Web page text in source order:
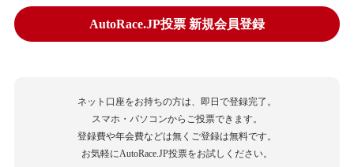
AutoRace.JP投票 新規会員登録
ネット口座をお持ちの方は、即日で登録完了。
スマホ・パソコンからご投票できます。
登録費や年会費などは無くご登録は無料です。
お気軽にAutoRace.JP投票をお試しください。